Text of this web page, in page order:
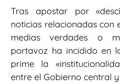
Tras apostar por
noticias relacionadas con
medias verdades o
portavoz ha incidido en
prime la
entre el Gobierno central